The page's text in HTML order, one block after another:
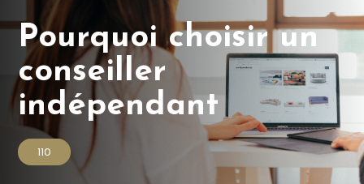
Pourquoi choisir un
conseiller
indépendant
110